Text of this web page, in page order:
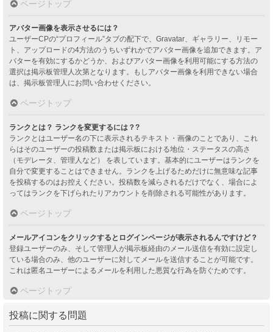
ページトップ
アバター画像を表示させるには？
ユーザーCPの“プロフィール”タブの配下で、Gravatar、ギャラリー、リモー
ト、アップロードの4方法のうちいずれかでアバター画像を追加できます。ア
バターを有効にするかどうか、およびアバター画像を利用可能にする方法の
選択は掲示板管理人次第となります。もしアバター画像を利用できない場合
は、掲示板管理人にお問い合わせください。
ページトップ
ランクとは？ ランクを変更するには？?
ランクとはユーザー名の下に表示されるテキスト・画像のことであり、これ
らはそのユーザーの投稿数または掲示板における地位・ステータスの高さ
（モデレータ、管理人など） を表しています。基本的にユーザーはランクを
自分で変更することはできません。ランクを上げるためだけに無意味な記事
を投稿するのはお控えください。投稿数を減らされるだけでなく、場合によ
ってはランクを下げられたりアカウントを削除される可能性があります。
ページトップ
メールアイコンをクリックするとログインページが表示されるんですけど？
登録ユーザーのみ、そして管理人が掲示板経由のメール送信を有効に設定し
ている場合のみ、他のユーザーに対してメールを送信することが可能です。
これは匿名ユーザーによるメールを利用した悪質な行為を防ぐためです。
ページトップ
投稿に関する問題